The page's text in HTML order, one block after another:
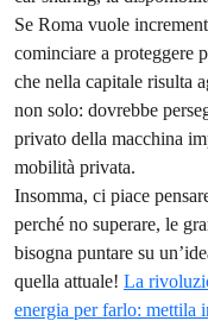
Se Roma vuole
cominciare a proteggere
che nella capitale risulta
non solo: dovrebbe
privato della macchina
mobilità privata.
Insomma, ci piace
perché no superare, le
bisogna puntare su
quella attuale! La
energia per farlo: mettila